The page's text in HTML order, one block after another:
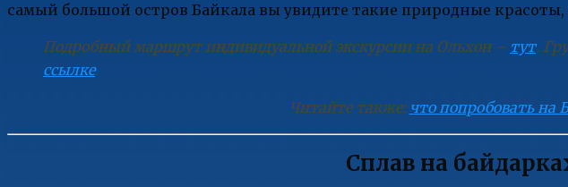
самый большой остров Байкала вы увидите такие природные красоты,
Подробный маршрут индивидуальной экскурсии на Ольхон – тут.
ссылке.
Читайте также: что попробовать на
Сплав на